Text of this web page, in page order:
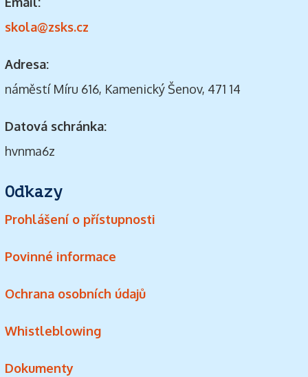
skola@zsks.cz
Adresa:
náměstí Míru 616, Kamenický Šenov, 471 14
Datová schránka:
hvnma6z
Odkazy
Prohlášení o přístupnosti
Povinné informace
Ochrana osobních údajů
Whistleblowing
Dokumenty